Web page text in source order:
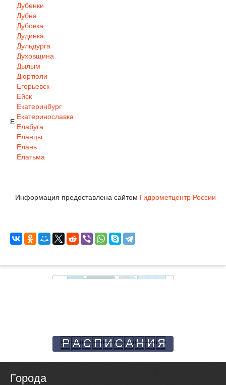
Дубенки
Дубна
Дубовка
Дудинка
Дульдурга
Духовщина
Дылым
Дюртюли
Е
Егорьевск
Ейск
Екатеринбург
Екатеринославка
Елабуга
Еланцы
Елань
Елатьма
Информация предоставлена сайтом Гидрометцентр России
Города